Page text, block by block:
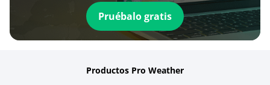
Pruébalo gratis
Productos Pro Weather